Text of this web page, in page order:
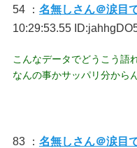
54 ： 名無しさん＠涙目
10:29:53.55
こんなデータでどうこう語
なんの事かサッパリ分から
83 ： 名無しさん＠涙目